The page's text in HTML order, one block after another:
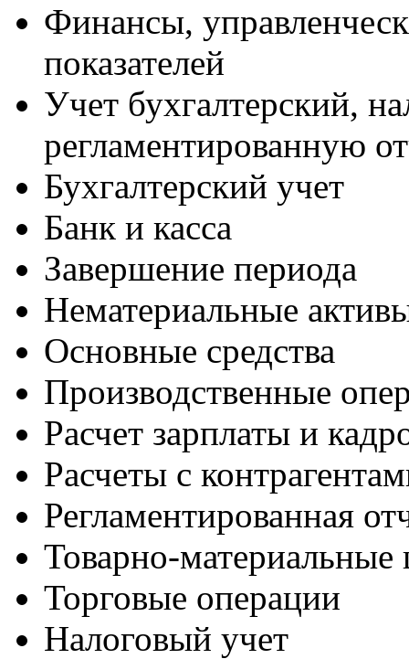
Финансы,
показателей
Учет бухгалтерский,
регламентированную
Бухгалтерский учет
Банк и касса
Завершение периода
Нематериальные
Основные средства
Производственные
Расчет зарплаты и
Расчеты с
Регламентированная
Товарно-материальные
Торговые операции
Налоговый учет